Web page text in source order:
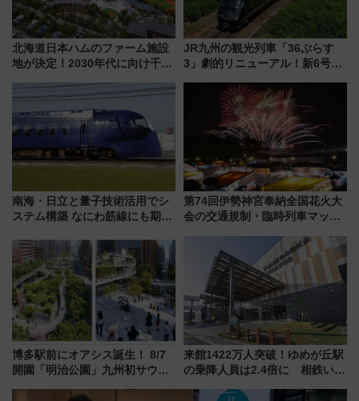
北海道日本ハムのファーム施設
地が決定！2030年代に向け千歳
JR九州の観光列車「36ぷらす
3」劇的リニューアル！新6号車
別 “プレミアムランチ”導入･ル
ートや価格など解説
南海・日立と量子技術活用でシ
ステム構築 なにわ筋線にも期待
第74回伊勢神宮奉納全国花火大
会の交通規制・臨時列車マッ
博多駅前にオアシス誕生！ 8/7
開園「明治公園」九州初サウナ
来館1422万人突破！ゆめが丘駅
の乗降人員は2.4倍に 相鉄いず